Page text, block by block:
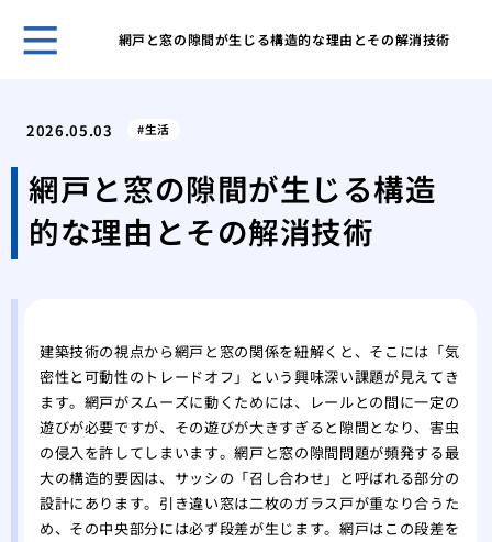
網戸と窓の隙間が生じる構造的な理由とその解消技術
前
愛
シ
素
能
こ
替え
2026.05.03 生活
網戸と窓の隙間が生じる構造
的な理由とその解消技術
建築技術の視点から網戸と窓の関係を紐解くと、そこには「気
密性と可動性のトレードオフ」という興味深い課題が見えてき
ます。網戸がスムーズに動くためには、レールとの間に一定の
遊びが必要ですが、その遊びが大きすぎると隙間となり、害虫
の侵入を許してしまいます。網戸と窓の隙間問題が頻発する最
大の構造的要因は、サッシの「召し合わせ」と呼ばれる部分の
設計にあります。引き違い窓は二枚のガラス戸が重なり合うた
め、その中央部分には必ず段差が生じます。網戸はこの段差を